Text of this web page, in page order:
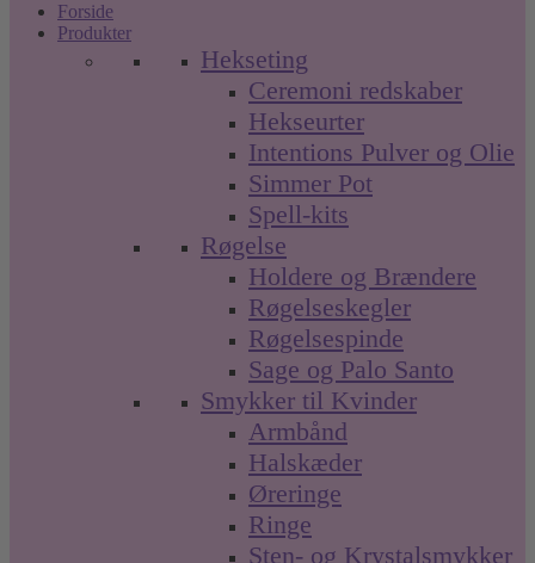
Forside
Produkter
Hekseting
Ceremoni redskaber
Hekseurter
Intentions Pulver og Olie
Simmer Pot
Spell-kits
Røgelse
Holdere og Brændere
Røgelseskegler
Røgelsespinde
Sage og Palo Santo
Smykker til Kvinder
Armbånd
Halskæder
Øreringe
Ringe
Sten- og Krystalsmykker